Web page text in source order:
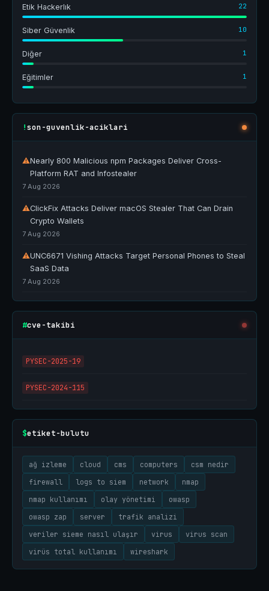
Etik Hackerlık 22
Siber Güvenlik 10
Diğer 1
Eğitimler 1
!son-guvenlik-aciklari
⚠Nearly 800 Malicious npm Packages Deliver Cross-
Platform RAT and Infostealer
7 Aug 2026
⚠ClickFix Attacks Deliver macOS Stealer That Can Drain
Crypto Wallets
7 Aug 2026
⚠UNC6671 Vishing Attacks Target Personal Phones to Steal
SaaS Data
7 Aug 2026
#cve-takibi
PYSEC-2025-19
PYSEC-2024-115
$etiket-bulutu
ağ izleme cloud cms computers
csm nedir
firewall
logs to siem network
nmap
nmap kullanımı
olay yönetimi
owasp
owasp zap
server
trafik analizi
veriler sieme nasıl ulaşır
virus
virus scan
virüs total kullanımı
wireshark